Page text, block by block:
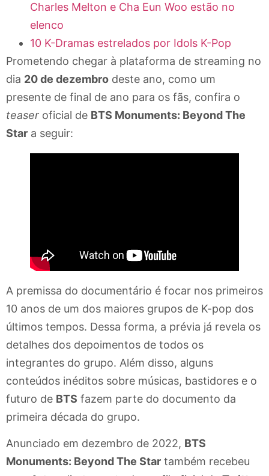
Charles Melton e Cha Eun Woo estão no
elenco
10 K-Dramas estrelados por Idols K-Pop
Prometendo chegar à plataforma de streaming no
dia 20 de dezembro deste ano, como um
presente de final de ano para os fãs, confira o
teaser oficial de BTS Monuments: Beyond The
Star a seguir:
A premissa do documentário é focar nos primeiros
10 anos de um dos maiores grupos de K-pop dos
últimos tempos. Dessa forma, a prévia já revela os
detalhes dos depoimentos de todos os
integrantes do grupo. Além disso, alguns
conteúdos inéditos sobre músicas, bastidores e o
futuro de BTS fazem parte do documento da
primeira década do grupo.
Anunciado em dezembro de 2022, BTS
Monuments: Beyond The Star também recebeu